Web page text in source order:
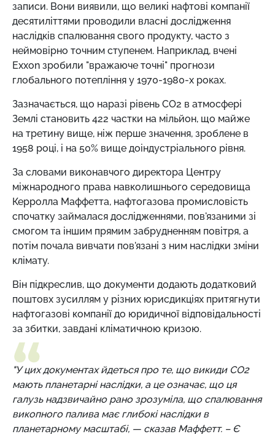
записи. Вони виявили, що великі нафтові компанії
десятиліттями проводили власні дослідження
наслідків спалювання свого продукту, часто з
неймовірно точним ступенем. Наприклад, вчені
Exxon зробили "вражаюче точні" прогнози
глобального потепління у 1970-1980-х роках.
Зазначається, що наразі рівень CO2 в атмосфері
Землі становить 422 частки на мільйон, що майже
на третину вище, ніж перше значення, зроблене в
1958 році, і на 50% вище доіндустріального рівня.
За словами виконавчого директора Центру
міжнародного права навколишнього середовища
Керролла Маффетта, нафтогазова промисловість
спочатку займалася дослідженнями, пов'язаними зі
смогом та іншим прямим забрудненням повітря, а
потім почала вивчати пов'язані з ним наслідки зміни
клімату.
Він підкреслив, що документи додають додатковий
поштовх зусиллям у різних юрисдикціях притягнути
нафтогазові компанії до юридичної відповідальності
за збитки, завдані кліматичною кризою.
"У цих документах йдеться про те, що викиди CO2
мають планетарні наслідки, а це означає, що ця
галузь надзвичайно рано зрозуміла, що спалювання
викопного палива має глибокі наслідки в
планетарному масштабі, — сказав Маффетт. – Є